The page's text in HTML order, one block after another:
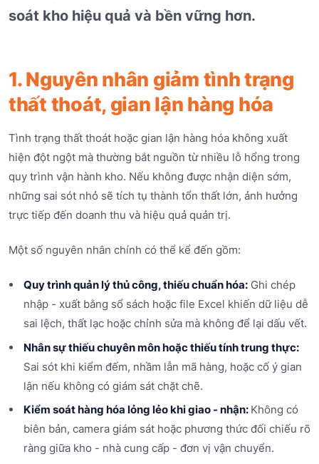
soát kho hiệu quả và bền vững hơn.
1. Nguyên nhân giảm tình trạng
thất thoát, gian lận hàng hóa
Tình trạng thất thoát hoặc gian lận hàng hóa không xuất
hiện đột ngột mà thường bắt nguồn từ nhiều lỗ hổng trong
quy trình vận hành kho. Nếu không được nhận diện sớm,
những sai sót nhỏ sẽ tích tụ thành tổn thất lớn, ảnh hưởng
trực tiếp đến doanh thu và hiệu quả quản trị.
Một số nguyên nhân chính có thể kể đến gồm:
Quy trình quản lý thủ công, thiếu chuẩn hóa:Ghi chép
nhập - xuất bằng sổ sách hoặc file Excel khiến dữ liệu dễ
sai lệch, thất lạc hoặc chỉnh sửa mà không để lại dấu vết.
Nhân sự thiếu chuyên môn hoặc thiếu tính trung thực:
Sai sót khi kiểm đếm, nhầm lẫn mã hàng, hoặc cố ý gian
lận nếu không có giám sát chặt chẽ.
Kiểm soát hàng hóa lỏng lẻo khi giao - nhận: Không có
biên bản, camera giám sát hoặc phương thức đối chiếu rõ
ràng giữa kho - nhà cung cấp - đơn vị vận chuyển.